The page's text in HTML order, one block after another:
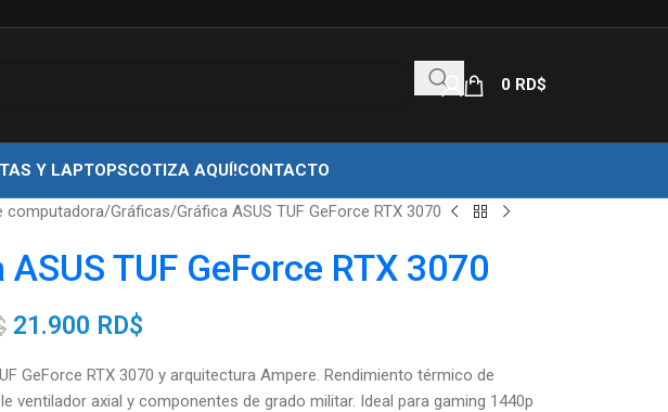
0 RD$
Y LAPTOPSCOTIZA AQUÍ!CONTACTO
computadora Gráficas Gráfica ASUS TUF GeForce RTX 3070
ASUS TUF GeForce RTX 3070
21.900 RD$
GeForce RTX 3070 y arquitectura Ampere. Rendimiento térmico de
ventilador axial y componentes de grado militar. Ideal para gaming 1440p